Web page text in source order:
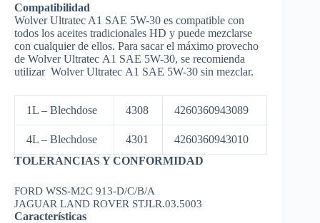
Compatibilidad
Wolver Ultratec A1 SAE 5W-30 es compatible con
todos los aceites tradicionales HD y puede mezclarse
con cualquier de ellos. Para sacar el máximo provecho
de Wolver Ultratec A1 SAE 5W-30, se recomienda
utilizar Wolver Ultratec A1 SAE 5W-30 sin mezclar.
1L – Blechdose 4308 4260360943089
4L – Blechdose 4301
4260360943010
TOLERANCIAS Y CONFORMIDAD
FORD WSS-M2C 913-D/C/B/A
JAGUAR LAND ROVER STJLR.03.5003
Características